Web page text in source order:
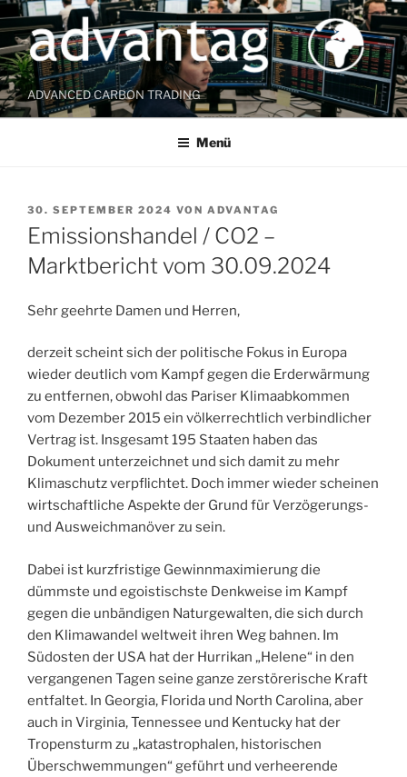
Zum
Inhalt
springen
ADVANCED CARBON TRADING
Menü
VERÖFFENTLICHT
AM
30. SEPTEMBER 2024 VON ADVANTAG
Emissionshandel / CO2 –
Marktbericht vom 30.09.2024
Sehr geehrte Damen und Herren,
derzeit scheint sich der politische Fokus in Europa
wieder deutlich vom Kampf gegen die Erderwärmung
zu entfernen, obwohl das Pariser Klimaabkommen
vom Dezember 2015 ein völkerrechtlich verbindlicher
Vertrag ist. Insgesamt 195 Staaten haben das
Dokument unterzeichnet und sich damit zu mehr
Klimaschutz verpflichtet. Doch immer wieder scheinen
wirtschaftliche Aspekte der Grund für Verzögerungs-
und Ausweichmanöver zu sein.
Dabei ist kurzfristige Gewinnmaximierung die
dümmste und egoistischste Denkweise im Kampf
gegen die unbändigen Naturgewalten, die sich durch
den Klimawandel weltweit ihren Weg bahnen. Im
Südosten der USA hat der Hurrikan „Helene“ in den
vergangenen Tagen seine ganze zerstörerische Kraft
entfaltet. In Georgia, Florida und North Carolina, aber
auch in Virginia, Tennessee und Kentucky hat der
Tropensturm zu „katastrophalen, historischen
Überschwemmungen“ geführt und verheerende